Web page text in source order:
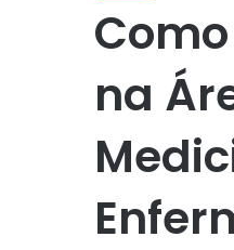
na